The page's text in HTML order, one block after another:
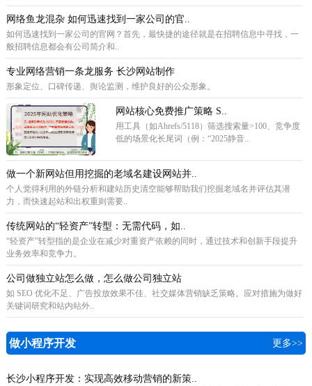
网络鱼龙混杂 如何迅速找到一家公司的官..
如何迅速找到一家公司的官网？首先，最快捷的途径就是在招聘信息中寻找，一
般招聘信息都会有公司简介和..
专业网络营销一条龙服务 长沙网站制作
形象定位、口碑传递、舆论监测，维护良好的公众形象。
网站核心免费推广策略 ‌S..
用工具（如Ahrefs/5118）筛选搜索量>100、竞争度
低的场景化长尾词（例：“2025静音..
做一个新网站但用挖掘的老域名建设网站并..
个人觉得利用的外链分析和建站历史清空能够帮助我们挖掘老域名并评估其潜
力，而快速起站和出权重则需要..
传统网站的“轻资产”转型：无需代码，如..
“轻资产”转型指的是企业在减少对重资产依赖的同时，通过技术和创新手段提升
业务效率和竞争力。
公司做独立站怎么做，怎么做公司独立站
如 SEO 优化不足、广告投放效果不佳、社交媒体营销缺乏策略。应对措施为做好
关键词研究和站内站外..
做小程序开发 更多>>
长沙小程序开发：实现高效移动营销的新策..